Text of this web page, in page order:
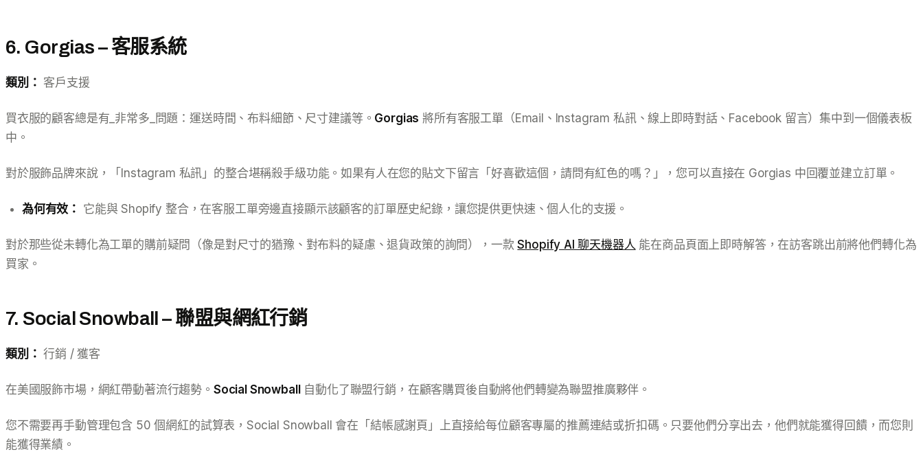
6. Gorgias – 客服系統
類別： 客戶支援
買衣服的顧客總是有_非常多_問題：運送時間、布料細節、尺寸建議等。 Gorgias 將所有客服工單（Email、Instagram 私訊、線上即時對話、Facebook 留言）集中到一個儀表板
中。
對於服飾品牌來說，「Instagram 私訊」的整合堪稱殺手級功能。如果有人在您的貼文下留言「好喜歡這個，請問有紅色的嗎？」，您可以直接在 Gorgias 中回覆並建立訂單。
為何有效： 它能與 Shopify 整合，在客服工單旁邊直接顯示該顧客的訂單歷史紀錄，讓您提供更快速、個人化的支援。
對於那些從未轉化為工單的購前疑問（像是對尺寸的猶豫、對布料的疑慮、退貨政策的詢問），一款Shopify AI 聊天機器人 能在商品頁面上即時解答，在訪客跳出前將他們轉化為
買家。
7. Social Snowball – 聯盟與網紅行銷
類別： 行銷 / 獲客
在美國服飾市場，網紅帶動著流行趨勢。 Social Snowball自動化了聯盟行銷，在顧客購買後自動將他們轉變為聯盟推廣夥伴。
您不需要再手動管理包含 50 個網紅的試算表，Social Snowball 會在「結帳感謝頁」上直接給每位顧客專屬的推薦連結或折扣碼。只要他們分享出去，他們就能獲得回饋，而您則
能獲得業績。